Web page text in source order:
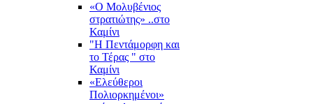
«Ο Μολυβένιος
στρατιώτης» ..στο
Καμίνι
"Η Πεντάμορφη και
το Τέρας " στο
Καμίνι
«Ελεύθεροι
Πολιορκημένοι»